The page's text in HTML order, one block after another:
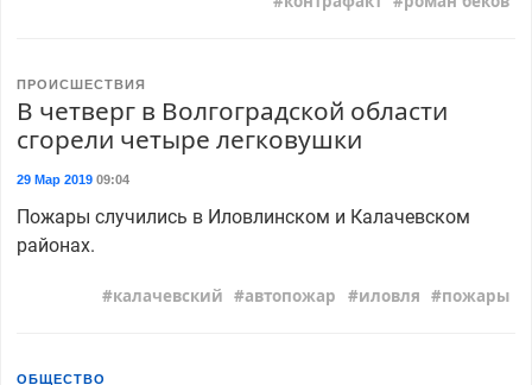
ПРОИСШЕСТВИЯ
В четверг в Волгоградской области
сгорели четыре легковушки
29 Мар 201909:04
Пожары случились в Иловлинском и Калачевском
районах.
калачевский автопожар иловля пожары
ОБЩЕСТВО